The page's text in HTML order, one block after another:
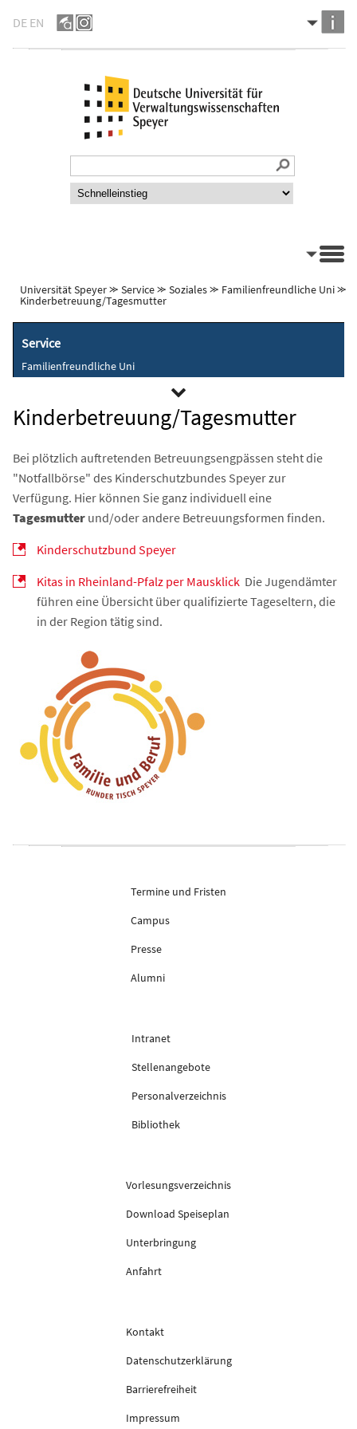
DE EN
Universität Speyer⪼ Service⪼ Soziales⪼ Familienfreundliche Uni⪼
Kinderbetreuung/Tagesmutter
Service
Familienfreundliche Uni
Kinderbetreuung/Tagesmutter
Bei plötzlich auftretenden Betreuungsengpässen steht die
"Notfallbörse" des Kinderschutzbundes Speyer zur
Verfügung. Hier können Sie ganz individuell eine
Tagesmutter und/oder andere Betreuungsformen finden.
Kinderschutzbund Speyer
Kitas in Rheinland-Pfalz per Mausklick Die Jugendämter
führen eine Übersicht über qualifizierte Tageseltern, die
in der Region tätig sind.
Termine und Fristen
Campus
Presse
Alumni
Intranet
Stellenangebote
Personalverzeichnis
Bibliothek
Vorlesungsverzeichnis
Download Speiseplan
Unterbringung
Anfahrt
Kontakt
Datenschutzerklärung
Barrierefreiheit
Impressum